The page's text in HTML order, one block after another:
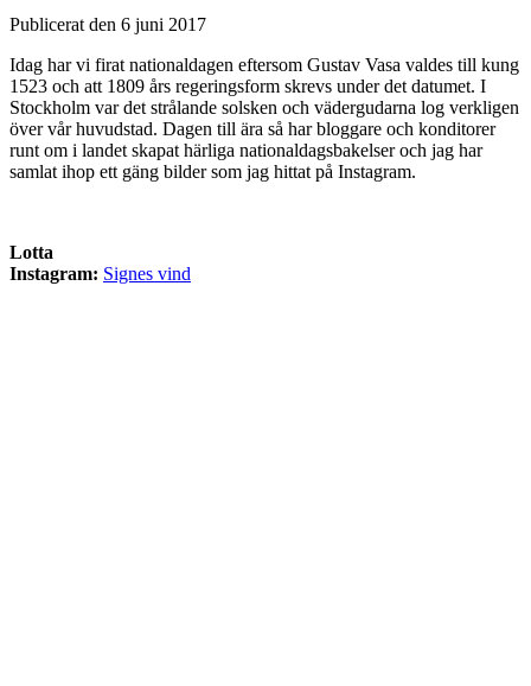
Publicerat den 6 juni 2017
Idag har vi firat nationaldagen eftersom Gustav Vasa valdes till kung
1523 och att 1809 års regeringsform skrevs under det datumet. I
Stockholm var det strålande solsken och vädergudarna log verkligen
över vår huvudstad. Dagen till ära så har bloggare och konditorer
runt om i landet skapat härliga nationaldagsbakelser och jag har
samlat ihop ett gäng bilder som jag hittat på Instagram.
Lotta
Instagram: Signes vind